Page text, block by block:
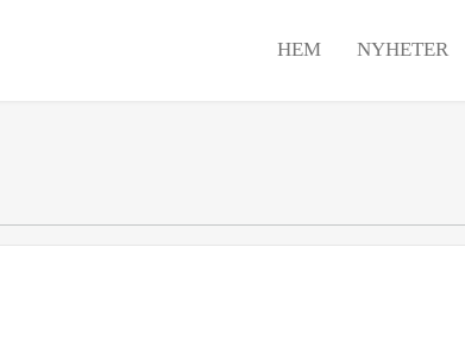
HEM NYHETER